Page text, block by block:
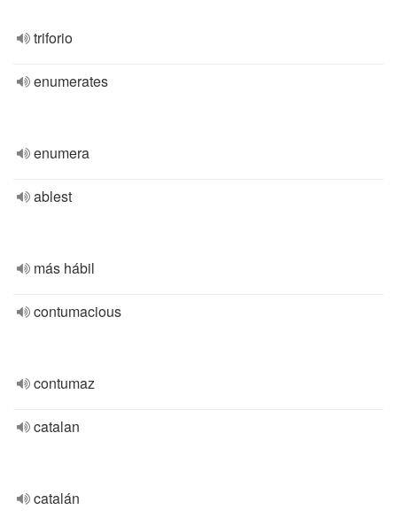
triforio
enumerates
enumera
ablest
más hábil
contumacious
contumaz
catalan
catalán